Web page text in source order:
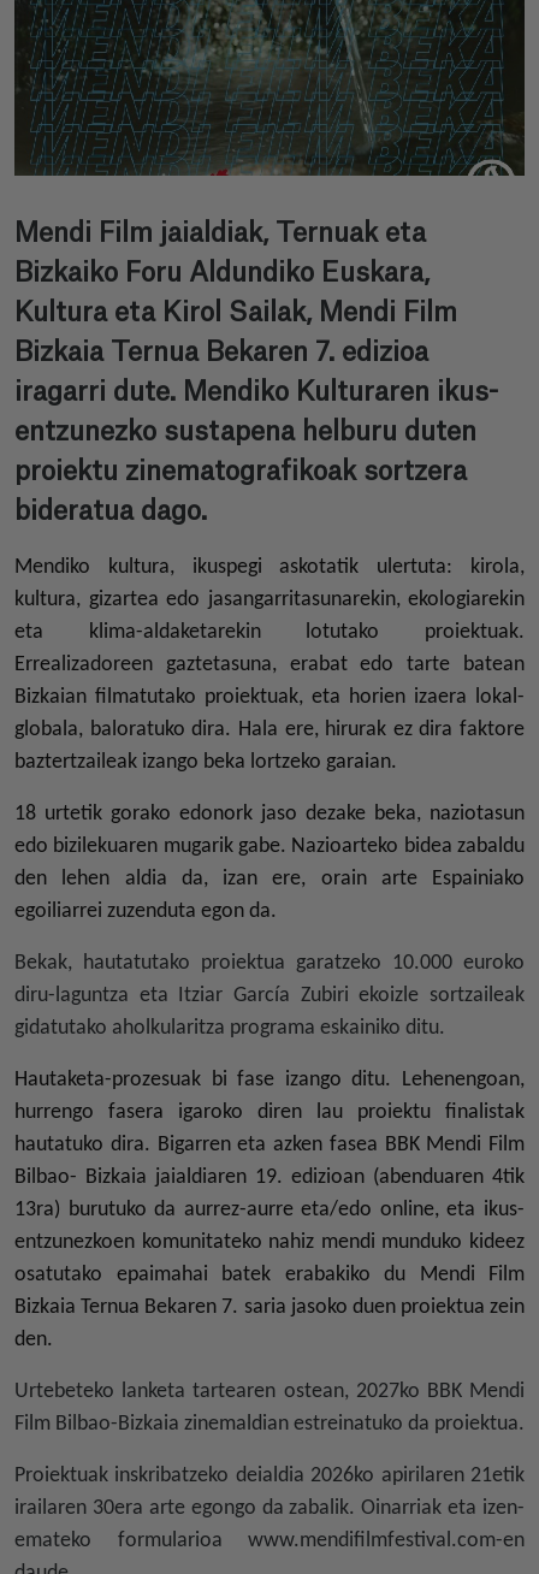
Mendi Film jaialdiak, Ternuak eta
Bizkaiko Foru Aldundiko Euskara,
Kultura eta Kirol Sailak, Mendi Film
Bizkaia Ternua Bekaren 7. edizioa
iragarri dute. Mendiko Kulturaren ikus-
entzunezko sustapena helburu duten
proiektu zinematografikoak sortzera
bideratua dago.
Mendiko kultura, ikuspegi askotatik ulertuta: kirola,
kultura, gizartea edo jasangarritasunarekin, ekologiarekin
eta klima-aldaketarekin lotutako proiektuak.
Errealizadoreen gaztetasuna, erabat edo tarte batean
Bizkaian filmatutako proiektuak, eta horien izaera lokal-
globala, baloratuko dira. Hala ere, hirurak ez dira faktore
baztertzaileak izango beka lortzeko garaian.
18 urtetik gorako edonork jaso dezake beka, naziotasun
edo bizilekuaren mugarik gabe. Nazioarteko bidea zabaldu
den lehen aldia da, izan ere, orain arte Espainiako
egoiliarrei zuzenduta egon da.
Bekak, hautatutako proiektua garatzeko 10.000 euroko
diru-laguntza eta Itziar García Zubiri ekoizle sortzaileak
gidatutako aholkularitza programa eskainiko ditu.
Hautaketa-prozesuak bi fase izango ditu. Lehenengoan,
hurrengo fasera igaroko diren lau proiektu finalistak
hautatuko dira. Bigarren eta azken fasea BBK Mendi Film
Bilbao- Bizkaia jaialdiaren 19. edizioan (abenduaren 4tik
13ra) burutuko da aurrez-aurre eta/edo online, eta ikus-
entzunezkoen komunitateko nahiz mendi munduko kideez
osatutako epaimahai batek erabakiko du Mendi Film
Bizkaia Ternua Bekaren 7. saria jasoko duen proiektua zein
den.
Urtebeteko lanketa tartearen ostean, 2027ko BBK Mendi
Film Bilbao-Bizkaia zinemaldian estreinatuko da proiektua.
Proiektuak inskribatzeko deialdia 2026ko apirilaren 21etik
irailaren 30era arte egongo da zabalik. Oinarriak eta izen-
emateko formularioa www.mendifilmfestival.com-en